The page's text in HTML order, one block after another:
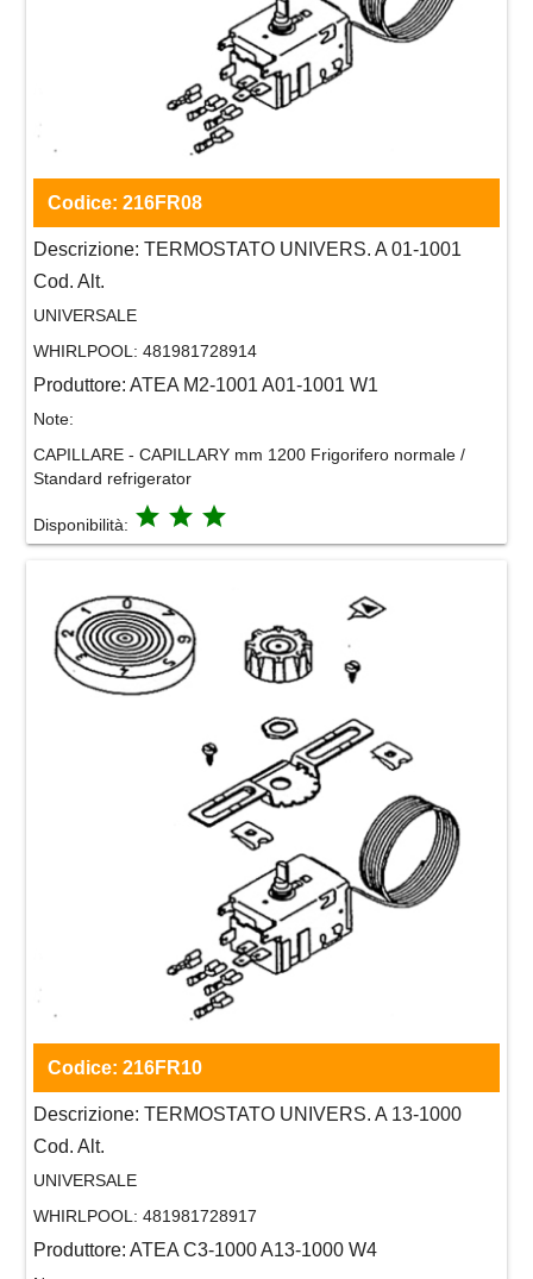
Codice: 216FR08
Descrizione: TERMOSTATO UNIVERS. A 01-1001
Cod. Alt.
UNIVERSALE
WHIRLPOOL: 481981728914
Produttore: ATEA M2-1001 A01-1001 W1
Note:
CAPILLARE - CAPILLARY mm 1200 Frigorifero normale /
Standard refrigerator
Disponibilità: grade grade grade
Codice: 216FR10
Descrizione: TERMOSTATO UNIVERS. A 13-1000
Cod. Alt.
UNIVERSALE
WHIRLPOOL: 481981728917
Produttore: ATEA C3-1000 A13-1000 W4